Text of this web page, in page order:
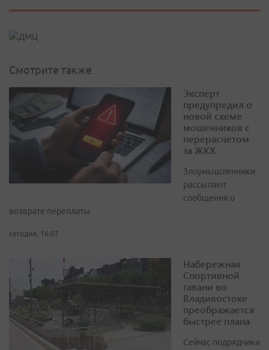
Смотрите также
Эксперт
предупредил о
новой схеме
мошенников с
перерасчетом
за ЖКХ
Злоумышленники
рассылают
сообщения о
возврате переплаты
сегодня, 16:07
Набережная
Спортивной
гавани во
Владивостоке
преображается
быстрее плана
Сейчас подрядчики